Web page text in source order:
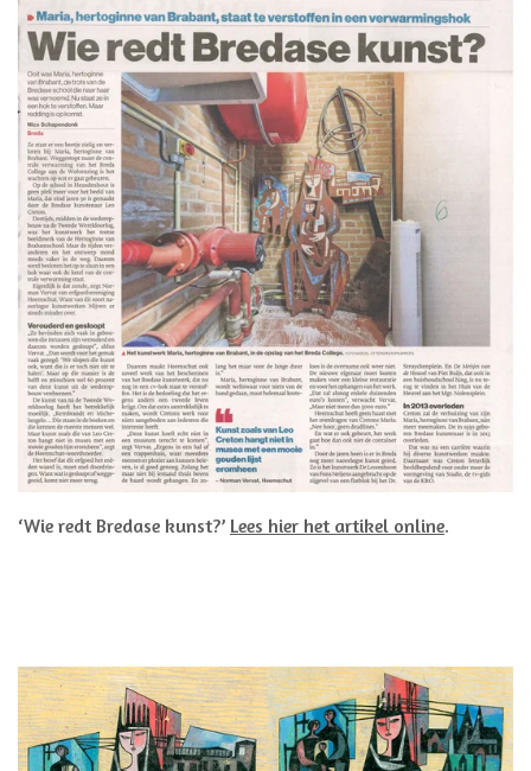
‘Wie redt Bredase kunst?’ Lees hier het artikel online.